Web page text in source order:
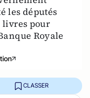
les députés
livres pour
Royale
CLASSER